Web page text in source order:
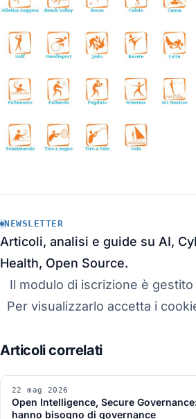
22 mag 2026
Open Intelligence, Secure
hanno bisogno di governance
NEWSLETTER
Articoli, analisi e guide su AI,
Health, Open Source.
Il modulo di iscrizione è gestito
Per visualizzarlo accetta i